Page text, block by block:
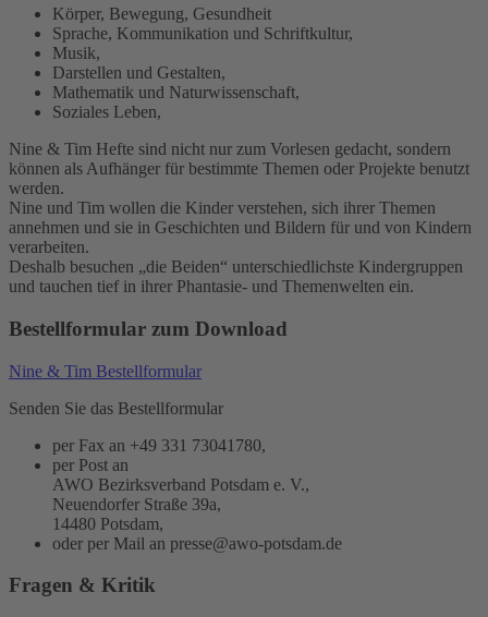
Körper, Bewegung, Gesundheit
Sprache, Kommunikation und Schriftkultur,
Musik,
Darstellen und Gestalten,
Mathematik und Naturwissenschaft,
Soziales Leben,
Nine & Tim Hefte sind nicht nur zum Vorlesen gedacht, sondern
können als Aufhänger für bestimmte Themen oder Projekte benutzt
werden.
Nine und Tim wollen die Kinder verstehen, sich ihrer Themen
annehmen und sie in Geschichten und Bildern für und von Kindern
verarbeiten.
Deshalb besuchen „die Beiden“ unterschiedlichste Kindergruppen
und tauchen tief in ihrer Phantasie- und Themenwelten ein.
Bestellformular zum Download
Nine & Tim Bestellformular
Senden Sie das Bestellformular
per Fax an +49 331 73041780,
per Post an
AWO Bezirksverband Potsdam e. V.,
Neuendorfer Straße 39a,
14480 Potsdam,
oder per Mail an presse@awo-potsdam.de
Fragen & Kritik